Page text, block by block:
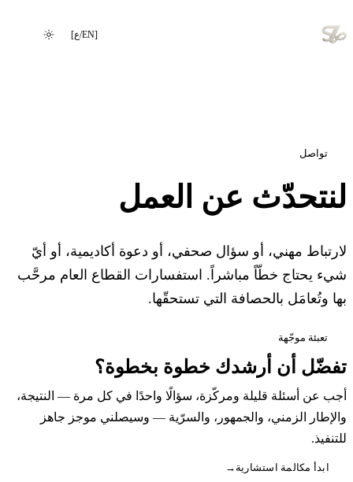
[
EN
/ع]
تغيير اللغة
تواصل
لنتحدّث عن العمل
لارتباط مهني، أو سؤال صحفي، أو دعوة أكاديمية، أو أيّ
شيء يحتاج خطّاً مباشراً. استفسارات القطاع العام مرحَّب
بها وتُعامَل بالحصافة التي تستحقّها.
تعبئة موجّهة
تفضّل أن أرشدك خطوة بخطوة؟
أجب عن أسئلة قليلة ومركّزة، سؤالًا واحدًا في كل مرة — النتيجة،
والإطار الزمني، والجمهور، والسرّية — وسيصلني موجز جاهز
للتنفيذ.
ابدأ مكالمة استشارية →